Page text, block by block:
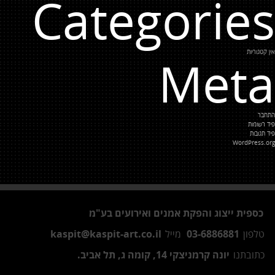
Categories
אין קטגוריות
Meta
התחבר
פיד רשומות
פיד תגובות
WordPress.org
כספית ייצוג והפקת אמנים ואירועים בע"מ
טלפון 03-6886881 מייל kaspit@kaspit-art.co.il
כתובתנו יונה קרמניצקי 14, קומה ג, תל אביב.